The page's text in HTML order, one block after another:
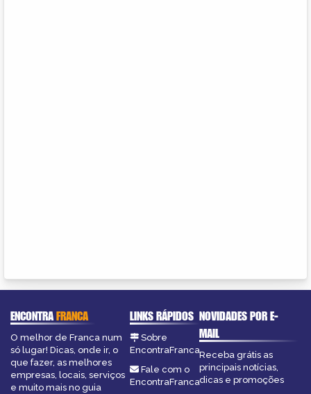
ENCONTRAFRANCA
O melhor de Franca num
só lugar! Dicas, onde ir, o
que fazer, as melhores
empresas, locais, serviços
e muito mais no guia
LINKS RÁPIDOS
Sobre
EncontraFranca
Fale com o
EncontraFranca
NOVIDADES POR E-
MAIL
Receba grátis as
principais notícias,
dicas e promoções